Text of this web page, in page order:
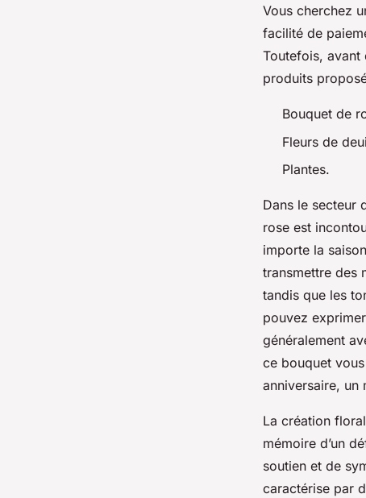
Vous cherchez
facilité de
Toutefois,
produits
Bouquet de
Fleurs de
Plantes.
Dans le secteur
rose est
importe la
transmettre des
tandis que les
pouvez
généralement
ce bouquet
anniversaire, un
La création
mémoire d’un
soutien et de
caractérise par